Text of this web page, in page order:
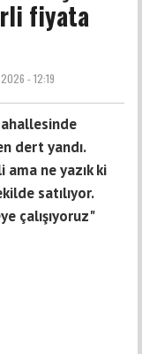
fiyata
- 12:19
dert yandı.
ne yazık ki
satılıyor.
çalışıyoruz"